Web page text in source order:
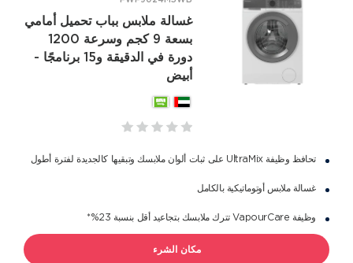
غسالة ملابس بباب تحميل أمامي
بسعة 9 كجم وسرعة 1200
دورة في الدقيقة و15 برنامجًا -
أبيض
تحافظ وظيفة UltraMix على ثبات ألوان ملابسك وتبقيها كالجديدة لفترة أطول
غسالة ملابس أوتوماتيكية بالكامل
وظيفة VapourCare تترك ملابسك بتجاعيد أقل بنسبة 23%*
مكان الشرء